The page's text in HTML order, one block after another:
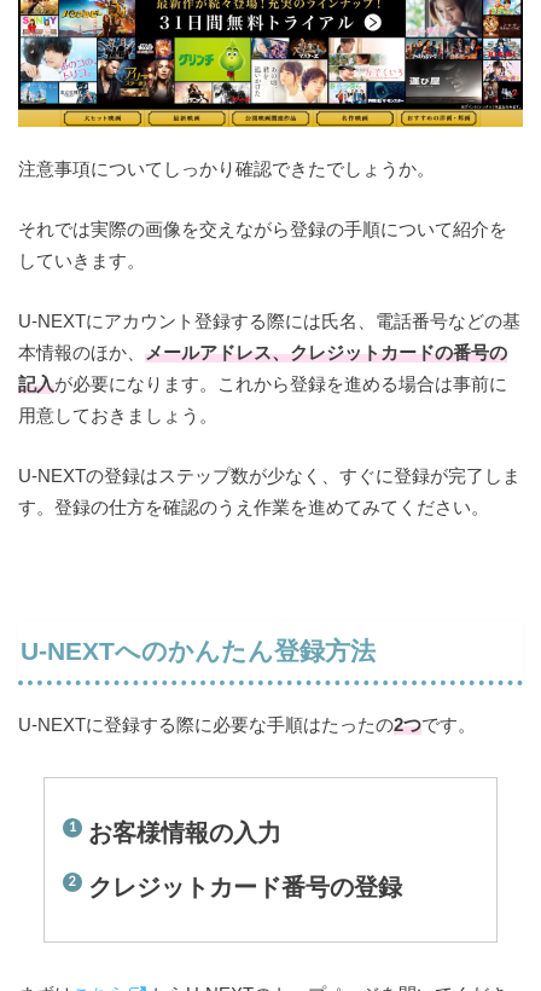
注意事項についてしっかり確認できたでしょうか。
それでは実際の画像を交えながら登録の手順について紹介を
していきます。
U-NEXTにアカウント登録する際には氏名、電話番号などの基
本情報のほか、 メールアドレス、クレジットカードの番号の
記入が必要になります。これから登録を進める場合は事前に
用意しておきましょう。
U-NEXTの登録はステップ数が少なく、すぐに登録が完了しま
す。登録の仕方を確認のうえ作業を進めてみてください。
U-NEXTへのかんたん登録方法
U-NEXTに登録する際に必要な手順はたったの2つです。
お客様情報の入力
クレジットカード番号の登録